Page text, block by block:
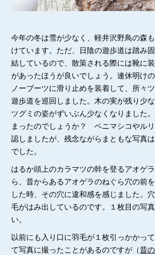
今年の冬は雪が少なく、軽井沢野鳥の森
けています。ただ、日陰の遊歩道は踏み
結しているので、散策される際には靴に
があったほうが良いでしょう。連休明け
ノーブーツに滑り止めを装着して、所々
遊歩道を巡回しました。木の実が残り少な
ツグミの姿がずいぶん少なくなりました
まったのでしょうか？ ベニマシコやル
認しましたが、残念ながらまともな写真
でした。
はるか頭上のカラマツの幹を登るアオゲ
ら、昔からあるアオゲラのねぐら穴の前
した時、その穴に違和感を感じました。
毛がはみ出しているのです。１枚目の写
い。
以前にも入り口に羽毛が１枚引っかかっ
て写真に撮ったことがあるのですが（昔